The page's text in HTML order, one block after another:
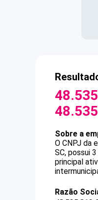
Sobre a
O CNPJ da
SC, possui
principal
Razão